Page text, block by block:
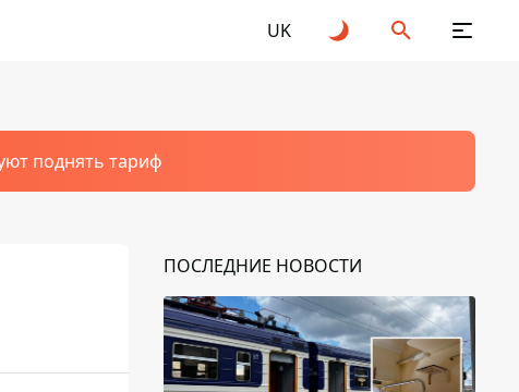
UK
поднять тариф
ПОСЛЕДНИЕ НОВОСТИ